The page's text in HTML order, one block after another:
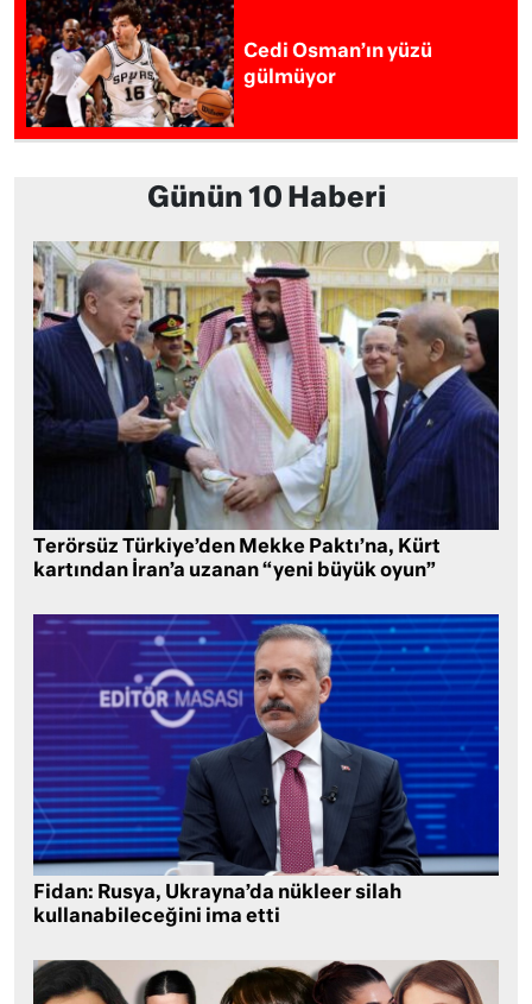
Cedi Osman’ın yüzü
gülmüyor
Günün 10 Haberi
Terörsüz Türkiye’den Mekke Paktı’na, Kürt
kartından İran’a uzanan “yeni büyük oyun”
Fidan: Rusya, Ukrayna’da nükleer silah
kullanabileceğini ima etti